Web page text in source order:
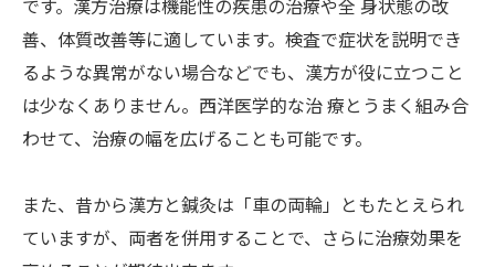
です。漢方治療は機能性の疾患の治療や全 身状態の改
善、体質改善等に適しています。検査で症状を説明でき
るような異常がない場合などでも、漢方が役に立つこと
は少なくありません。西洋医学的な治 療とうまく組み合
わせて、治療の幅を広げることも可能です。
また、昔から漢方と鍼灸は「車の両輪」ともたとえられ
ていますが、両者を併用することで、さらに治療効果を
NEWS
TOPICS
病院ニュース（広報誌）
採用情報（INDEX）